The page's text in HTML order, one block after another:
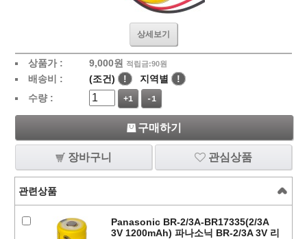
상세보기
상품가 : 9,000원 적립금:90원
배송비 : (조건) ! 지역별
!
수량 :
+1 -1
구매하기
장바구니 관심상품
관련상품
Panasonic BR-2/3A-BR17335(2/3A
3V 1200mAh) 파나소닉 BR-2/3A 3V 리